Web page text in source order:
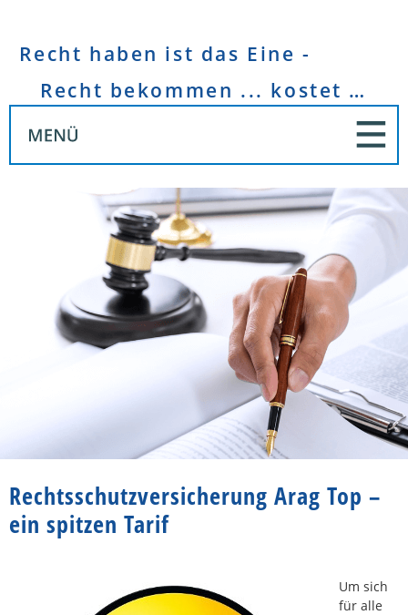
Recht haben ist das Eine -
Recht bekommen ... kostet Geld!
Rechtsschutzversicherung Arag Top –
ein spitzen Tarif
Um sich
für alle